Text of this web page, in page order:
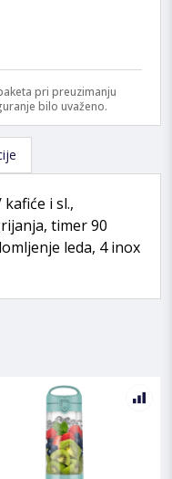
pri preuzimanju
bilo uvaženo.
i sl.,
timer 90
leda, 4 inox